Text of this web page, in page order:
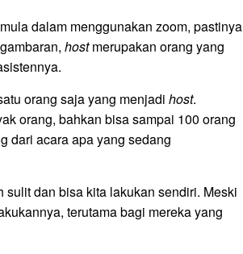
dalam menggunakan zoom, pastinya
hostmerupakan orang yang
orang saja yang menjadi host.
orang, bahkan bisa sampai 100 orang
dari acara apa yang sedang
dan bisa kita lakukan sendiri. Meski
terutama bagi mereka yang